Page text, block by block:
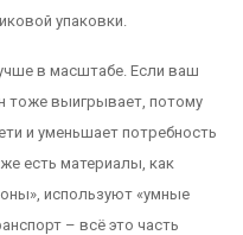
упаковки.
в масштабе. Если ваш
тоже выигрывает, потому
и уменьшает потребность
есть материалы, как
используют «умные
– всё это часть